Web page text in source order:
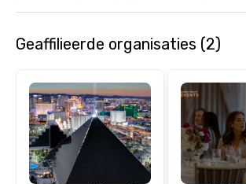
Geaffilieerde organisaties (2)